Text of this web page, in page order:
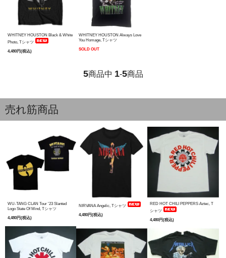
WHITNEY HOUSTON Black & White
Photo, Tシャツ
4,480円(税込)
WHITNEY HOUSTON Always Love
You Homage, Tシャツ
SOLD OUT
5商品中 1-5商品
売れ筋商品
WU-TANG CLAN Tour '23 Slanted
Logo State Of Mind, Tシャツ
4,480円(税込)
NIRVANA Angelic, Tシャツ
4,480円(税込)
RED HOT CHILI PEPPERS Aztec, T
シャツ
4,480円(税込)